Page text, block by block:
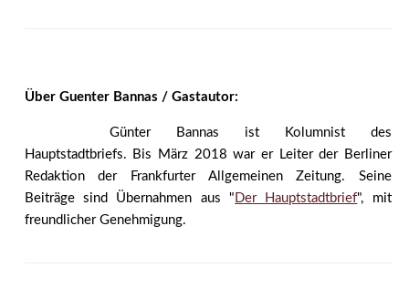
Über Guenter Bannas / Gastautor:
Günter Bannas ist Kolumnist des
Hauptstadtbriefs. Bis März 2018 war er Leiter der Berliner
Redaktion der Frankfurter Allgemeinen Zeitung. Seine
Beiträge sind Übernahmen aus " Der Hauptstadtbrief", mit
freundlicher Genehmigung.